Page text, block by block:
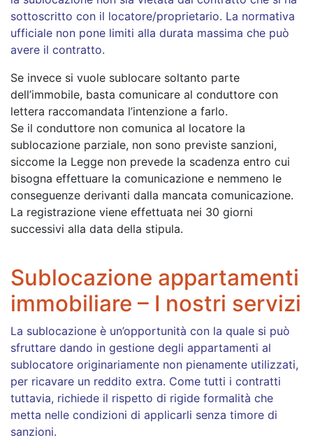
sottoscritto con il locatore/proprietario. La normativa
ufficiale non pone limiti alla durata massima che può
avere il contratto.
Se invece si vuole sublocare soltanto parte
dell’immobile, basta comunicare al conduttore con
lettera raccomandata l’intenzione a farlo.
Se il conduttore non comunica al locatore la
sublocazione parziale, non sono previste sanzioni,
siccome la Legge non prevede la scadenza entro cui
bisogna effettuare la comunicazione e nemmeno le
conseguenze derivanti dalla mancata comunicazione.
La registrazione viene effettuata nei 30 giorni
successivi alla data della stipula.
Sublocazione appartamenti
immobiliare – I nostri servizi
La sublocazione è un’opportunità con la quale si può
sfruttare dando in gestione degli appartamenti al
sublocatore originariamente non pienamente utilizzati,
per ricavare un reddito extra. Come tutti i contratti
tuttavia, richiede il rispetto di rigide formalità che
metta nelle condizioni di applicarli senza timore di
sanzioni.